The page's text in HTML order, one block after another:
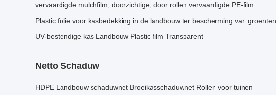
vervaardigde mulchfilm, doorzichtige, door rollen vervaardigde PE-film
Plastic folie voor kasbedekking in de landbouw ter bescherming van groenten
UV-bestendige kas Landbouw Plastic film Transparent
Netto Schaduw
HDPE Landbouw schaduwnet Broeikasschaduwnet Rollen voor tuinen